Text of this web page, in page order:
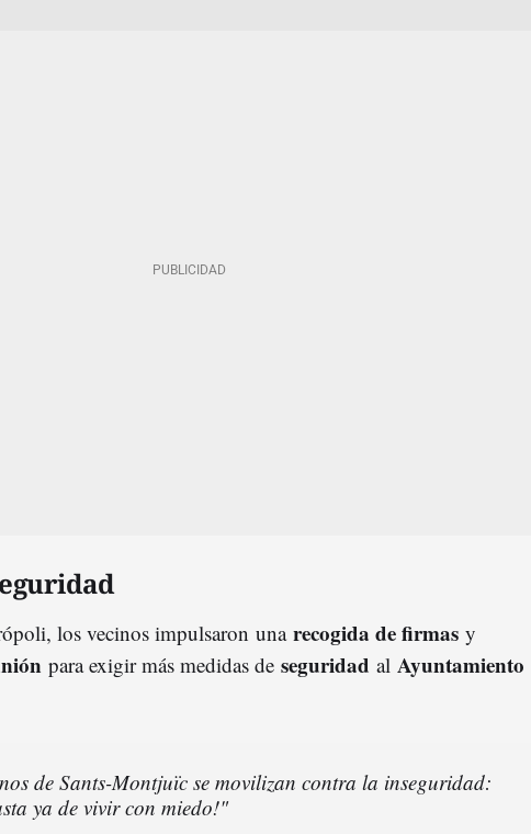
los vecinos impulsaron una recogida de firmas y
para exigir más medidas de seguridad al Ayuntamiento
de Sants-Montjuïc se movilizan contra la inseguridad:
ya de vivir con miedo!"